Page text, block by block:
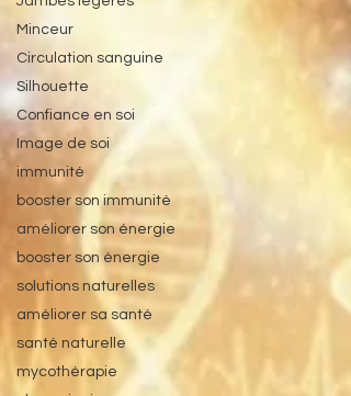
Minceur
Circulation sanguine
Silhouette
Confiance en soi
Image de soi
immunité
booster son immunité
améliorer son énergie
booster son énergie
solutions naturelles
améliorer sa santé
santé naturelle
mycothérapie